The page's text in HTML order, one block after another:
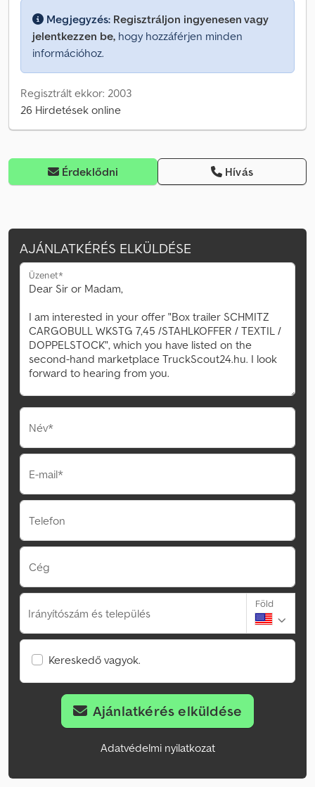
Megjegyzés: Regisztráljon ingyenesen vagy
jelentkezzen be, hogy hozzáférjen minden
információhoz.
Regisztrált ekkor: 2003
26 Hirdetések online
Érdeklődni Hívás
AJÁNLATKÉRÉS ELKÜLDÉSE
Üzenet*
Név*
E-mail*
Telefon
Cég
Irányítószám és település
Föld
Kereskedő vagyok.
Ajánlatkérés elküldése
Adatvédelmi nyilatkozat